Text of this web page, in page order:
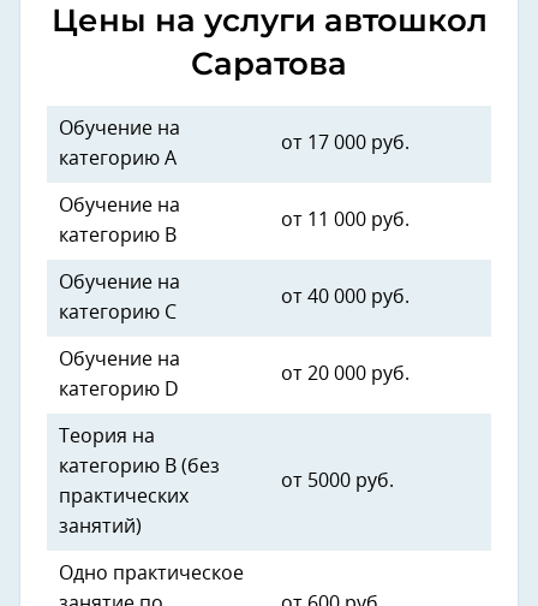
Цены на услуги автошкол
Саратова
Обучение на
категорию А
от 17 000 руб.
Обучение на
категорию В
от 11 000 руб.
Обучение на
категорию С
от 40 000 руб.
Обучение на
категорию D
от 20 000 руб.
Теория на
категорию В (без
практических
занятий)
от 5000 руб.
Одно практическое